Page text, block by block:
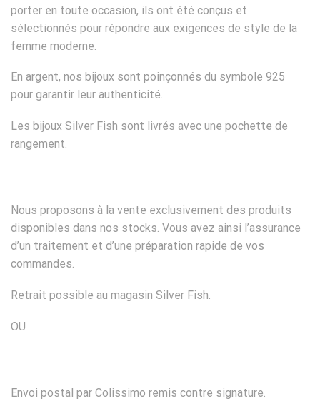
porter en toute occasion, ils ont été conçus et
sélectionnés pour répondre aux exigences de style de la
femme moderne.
En argent, nos bijoux sont poinçonnés du symbole 925
pour garantir leur authenticité.
Les bijoux Silver Fish sont livrés avec une pochette de
rangement.
Nous proposons à la vente exclusivement des produits
disponibles dans nos stocks. Vous avez ainsi l’assurance
d’un traitement et d’une préparation rapide de vos
commandes.
Retrait possible au magasin Silver Fish.
OU
Envoi postal par Colissimo remis contre signature.